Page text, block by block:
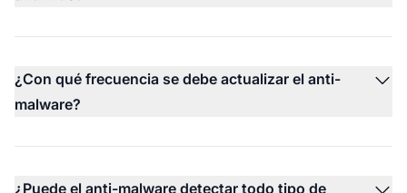
¿Con qué frecuencia se debe actualizar el anti-
malware?
¿Puede el anti-malware detectar todo tipo de